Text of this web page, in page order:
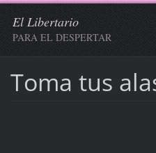
El Libertario
PARA EL DESPERTAR
Toma tus